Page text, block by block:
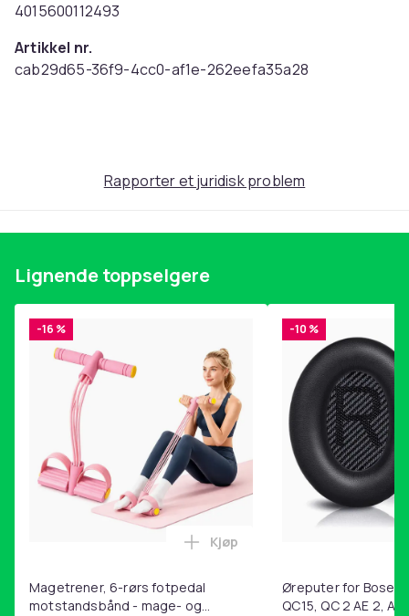
4015600112493
Artikkel nr.
cab29d65-36f9-4cc0-af1e-262eefa35a28
Rapporter et juridisk problem
Lignende toppselgere
-16 %
Magetrener, 6-rørs fotpedal
motstandsbånd - mage- og
Legg Magetrener, 6-rørs
Kjøp
-10 %
Øreputer for Bose
QC15, QC 2 AE 2, AE